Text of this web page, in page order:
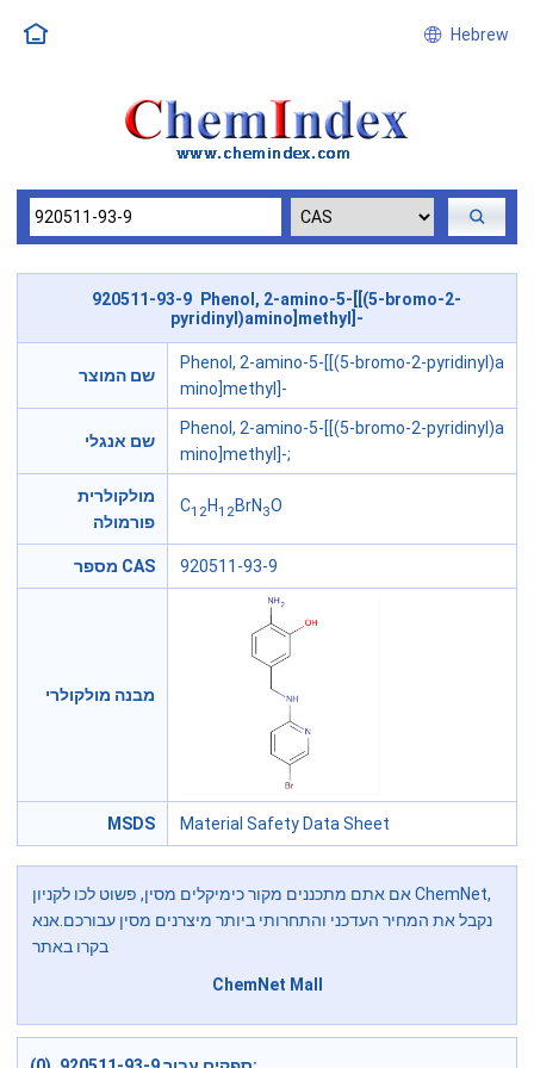
Hebrew
920511-93-9 Phenol, 2-amino-5-[[(5-bromo-2-
pyridinyl)amino]methyl]-
שם המוצר
Phenol, 2-amino-5-[[(5-bromo-2-pyridinyl)a
mino]methyl]-
שם אנגלי
Phenol, 2-amino-5-[[(5-bromo-2-pyridinyl)a
mino]methyl]-;
מולקולרית
פורמולה
C12H12BrN 3O
מספר CAS 920511-93-9
מבנה מולקולרי
MSDS Material Safety Data Sheet
אם אתם מתכננים מקור כימיקלים מסין, פשוט לכו לקניון ChemNet,
נקבל את המחיר העדכני והתחרותי ביותר מיצרנים מסין עבורכם.אנא
בקרו באתר
ChemNet Mall